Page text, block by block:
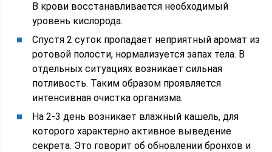
В крови восстанавливается необходимый
уровень кислорода.
Спустя 2 суток пропадает неприятный аромат из
ротовой полости, нормализуется запах тела. В
отдельных ситуациях возникает сильная
потливость. Таким образом проявляется
интенсивная очистка организма.
На 2-3 день возникает влажный кашель, для
которого характерно активное выведение
секрета. Это говорит об обновлении бронхов и